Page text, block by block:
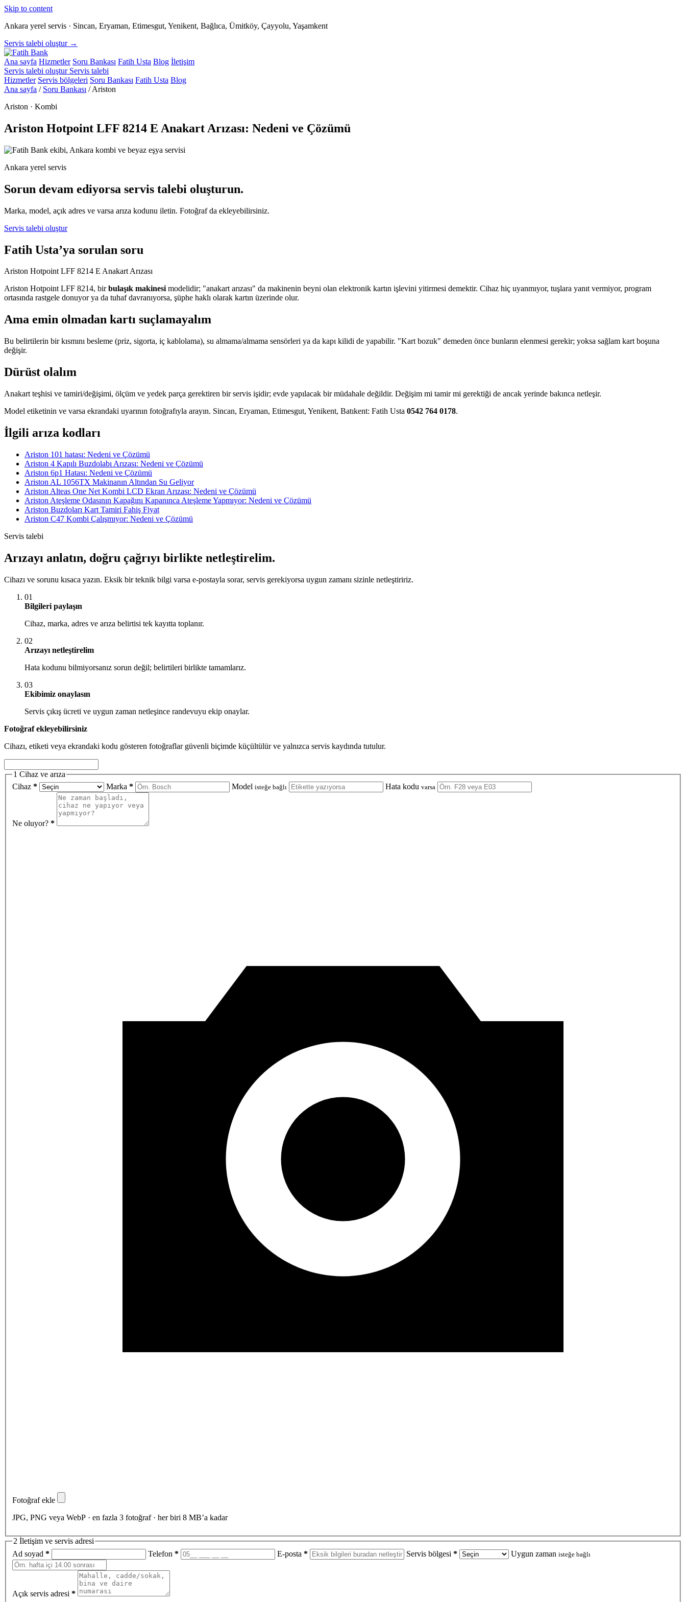
Skip to content
Ankara yerel servis · Sincan, Eryaman, Etimesgut, Yenikent, Bağlıca, Ümitköy, Çayyolu, Yaşamkent
Servis talebi oluştur →
Ana sayfa Hizmetler Soru Bankası Fatih Usta Blog İletişim
Servis talebi oluştur Servis talebi
Hizmetler Servis bölgeleri Soru Bankası Fatih Usta Blog
Ana sayfa / Soru Bankası / Ariston
Ariston · Kombi
Ariston Hotpoint LFF 8214 E Anakart Arızası: Nedeni ve Çözümü
Ankara yerel servis
Sorun devam ediyorsa servis talebi oluşturun.
Marka, model, açık adres ve varsa arıza kodunu iletin. Fotoğraf da ekleyebilirsiniz.
Servis talebi oluştur
Fatih Usta’ya sorulan soru
Ariston Hotpoint LFF 8214 E Anakart Arızası
Ariston Hotpoint LFF 8214, birbulaşık makinesimodelidir; "anakart arızası" da makinenin beyni olan elektronik kartın işlevini yitirmesi demektir. Cihaz hiç uyanmıyor, tuşlara yanıt vermiyor, program
ortasında rastgele donuyor ya da tuhaf davranıyorsa, şüphe haklı olarak kartın üzerinde olur.
Ama emin olmadan kartı suçlamayalım
Bu belirtilerin bir kısmını besleme (priz, sigorta, iç kablolama), su almama/almama sensörleri ya da kapı kilidi de yapabilir. "Kart bozuk" demeden önce bunların elenmesi gerekir; yoksa sağlam kart boşuna
değişir.
Dürüst olalım
Anakart teşhisi ve tamiri/değişimi, ölçüm ve yedek parça gerektiren bir servis işidir; evde yapılacak bir müdahale değildir. Değişim mi tamir mi gerektiği de ancak yerinde bakınca netleşir.
Model etiketinin ve varsa ekrandaki uyarının fotoğrafıyla arayın. Sincan, Eryaman, Etimesgut, Yenikent, Batıkent: Fatih Usta 0542 764 0178.
İlgili arıza kodları
Ariston 101 hatası: Nedeni ve Çözümü
Ariston 4 Kapılı Buzdolabı Arızası: Nedeni ve Çözümü
Ariston 6p1 Hatası: Nedeni ve Çözümü
Ariston AL 1056TX Makinanın Altından Su Geliyor
Ariston Alteas One Net Kombi LCD Ekran Arızası: Nedeni ve Çözümü
Ariston Ateşleme Odasının Kapağını Kapanınca Ateşleme Yapmıyor: Nedeni ve Çözümü
Ariston Buzdoları Kart Tamiri Fahiş Fiyat
Ariston C47 Kombi Çalışmıyor: Nedeni ve Çözümü
Servis talebi
Arızayı anlatın, doğru çağrıyı birlikte netleştirelim.
Cihazı ve sorunu kısaca yazın. Eksik bir teknik bilgi varsa e-postayla sorar, servis gerekiyorsa uygun zamanı sizinle netleştiririz.
01
Bilgileri paylaşın
Cihaz, marka, adres ve arıza belirtisi tek kayıtta toplanır.
02
Arızayı netleştirelim
Hata kodunu bilmiyorsanız sorun değil; belirtileri birlikte tamamlarız.
03
Ekibimiz onaylasın
Servis çıkış ücreti ve uygun zaman netleşince randevuyu ekip onaylar.
Fotoğraf ekleyebilirsiniz
Cihazı, etiketi veya ekrandaki kodu gösteren fotoğraflar güvenli biçimde küçültülür ve yalnızca servis kaydında tutulur.
1 Cihaz ve arıza
Cihaz * Marka * Model isteğe bağlı Hata kodu varsa
Ne oluyor? *
Fotoğraf ekle
JPG, PNG veya WebP · en fazla 3 fotoğraf · her biri 8 MB’a kadar
2 İletişim ve servis adresi
Ad soyad * Telefon * E-posta * Servis bölgesi * Uygun zaman isteğe bağlı
Açık servis adresi *